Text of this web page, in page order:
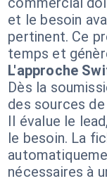
et le besoin
pertinent. Ce
temps et
L'approche
Dès la
des sources
Il évalue le
le besoin. La
nécessaires à